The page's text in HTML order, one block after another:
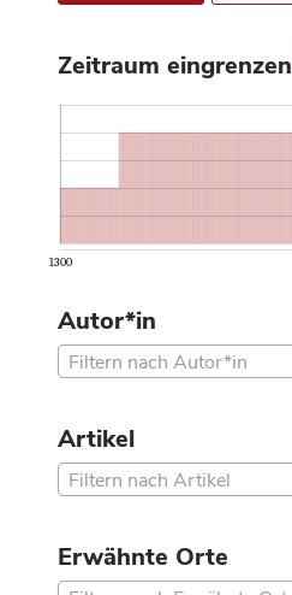
Zeitraum eingrenzen
1300
Autor*in
Filtern nach Autor*in
Artikel
Filtern nach Artikel
Erwähnte Orte